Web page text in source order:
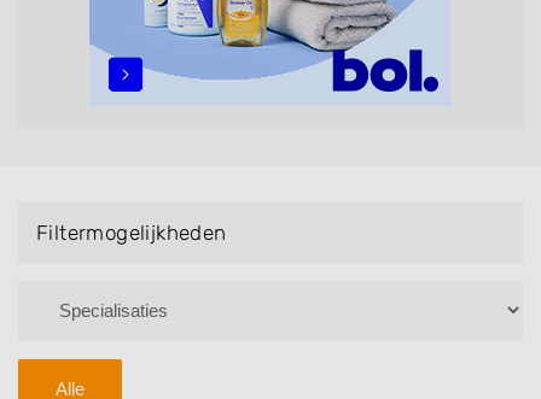
een baard en pruiken. U kunt de zoekresultaten
filteren met behulp van de specialisatie filter en u
Filtermogelijkheden
Alle